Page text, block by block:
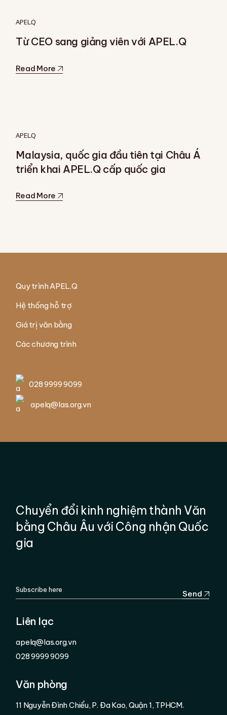
APEL.Q
Từ CEO sang giảng viên với APEL.Q
Read More
APEL.Q
Malaysia, quốc gia đầu tiên tại Châu Á
triển khai APEL.Q cấp quốc gia
Read More
Quy trình APEL.Q
Hệ thống hỗ trợ
Giá trị văn bằng
Các chương trình
028 9999 9099
apelq@las.org.vn
Chuyển đổi kinh nghiệm thành Văn
bằng Châu Âu với Công nhận Quốc
gia
Send
Liên lạc
apelq@las.org.vn
028 9999 9099
Văn phòng
11 Nguyễn Đình Chiểu, P. Đa Kao, Quận 1, TPHCM.